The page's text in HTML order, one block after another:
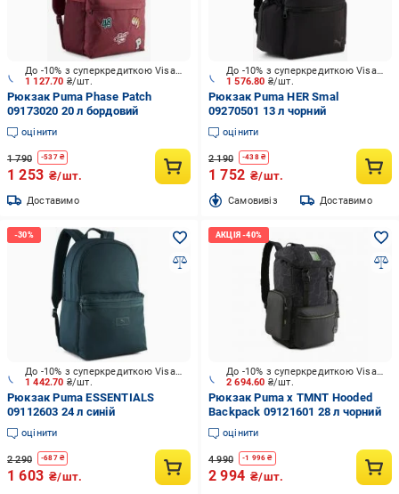
1 127.70 ₴/шт.
До -10% з суперкредиткою Visa Вигода
Рюкзак Puma Phase Patch
09173020 20 л бордовий
оцінити
1 790 -537₴
1 253 ₴/шт.
Доставимо
1 576.80 ₴/шт.
До -10% з суперкредиткою Visa Вигода
Рюкзак Puma HER Smal
09270501 13 л чорний
оцінити
2 190 -438₴
1 752 ₴/шт.
Cамовивіз Доставимо
1 442.70 ₴/шт.
До -10% з суперкредиткою Visa Вигода
Рюкзак Puma ESSENTIALS
09112603 24 л синій
оцінити
2 290 -687₴
1 603 ₴/шт.
2 694.60 ₴/шт.
До -10% з суперкредиткою Visa Вигода
Рюкзак Puma x TMNT Hooded
Backpack 09121601 28 л чорний
оцінити
4 990 -1 996 ₴
2 994 ₴/шт.